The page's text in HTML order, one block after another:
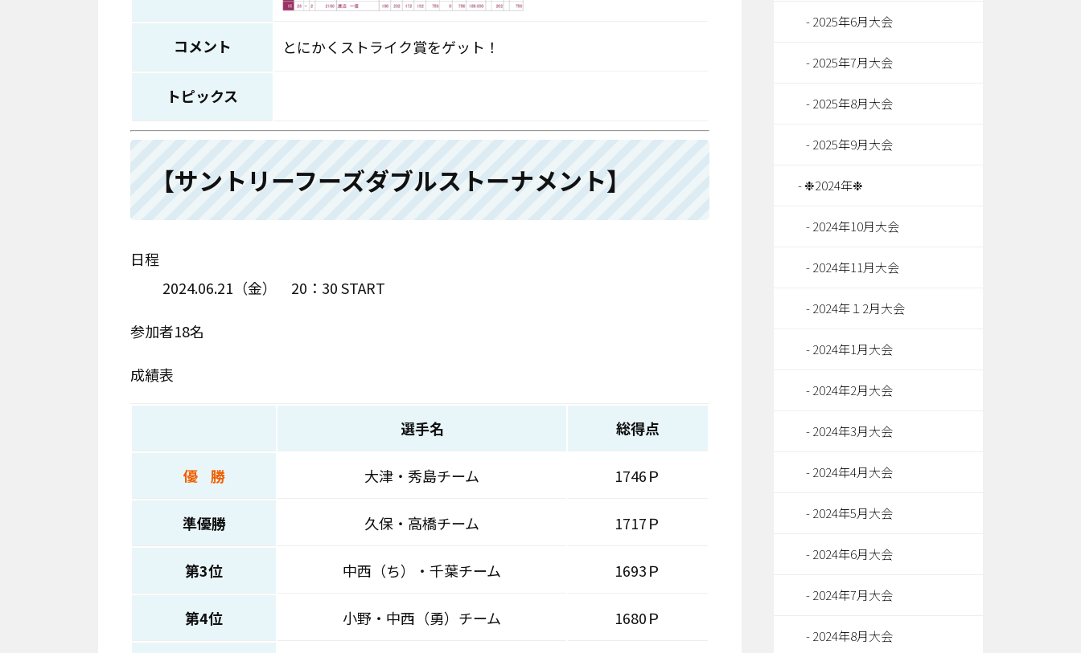
コメント とにかくストライク賞をゲット！
トピックス
【サントリーフーズダブルストーナメント】
日程
2024.06.21（金） 20：30 START
参加者18名
成績表
選手名 総得点
優 勝 大津・秀島チーム 1746Ｐ
準優勝 久保・高橋チーム 1717Ｐ
第3位 中西（ち）・千葉チーム 1693Ｐ
第4位 小野・中西（勇）チーム 1680Ｐ
2025年6月大会
2025年7月大会
2025年8月大会
2025年9月大会
❉2024年❉
2024年10月大会
2024年11月大会
2024年１2月大会
2024年1月大会
2024年2月大会
2024年3月大会
2024年4月大会
2024年5月大会
2024年6月大会
2024年7月大会
2024年8月大会